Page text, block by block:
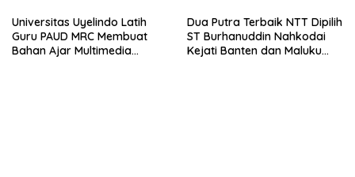
Universitas Uyelindo Latih
Guru PAUD MRC Membuat
Bahan Ajar Multimedia
Dua Putra Terbaik NTT Dipilih
ST Burhanuddin Nahkodai
Kejati Banten dan Maluku